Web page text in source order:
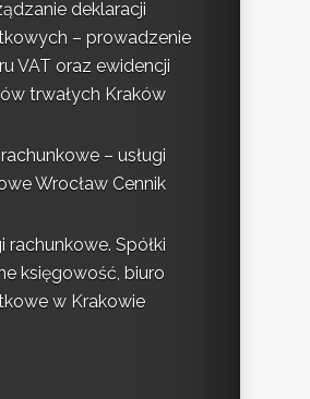
deklaracji
– prowadzenie
VAT oraz ewidencji
trwałych Kraków
– usługi
Wrocław Cennik
rachunkowe. Spółki
księgowość, biuro
w Krakowie